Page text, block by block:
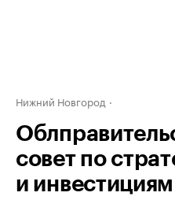
Нижний Новгород
совет по
и инвестициям